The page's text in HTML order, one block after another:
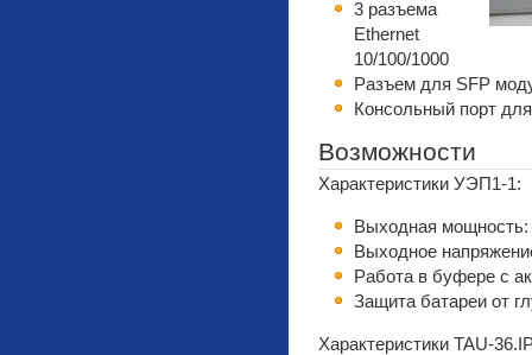
3 разъема
Ethernet
10/100/1000
Разъем для SFP
Консольный порт
Возможности
Характеристики УЭП1-1:
Выходная мощность:
Выходное
Работа в буфере с
Защита батареи от
Характеристики TAU-